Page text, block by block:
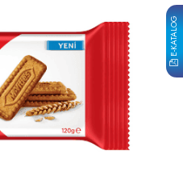
E-KATALOG